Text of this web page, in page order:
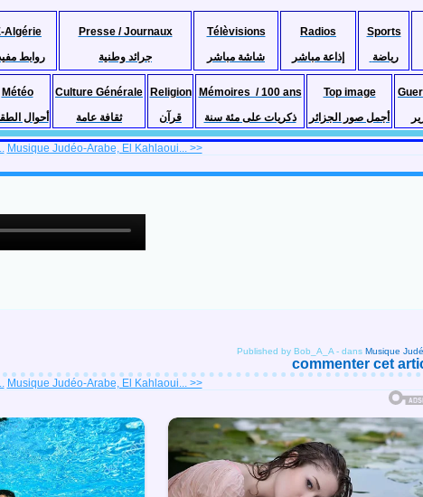
Algérie
روابط
Presse / Journaux
جرائد وطنية
Télèvisions
شاشة مباشر
Radios
إذاعة مباشر
Sports
رياضة
Météo
أحوال
Culture Générale
ثقافة عامة
Religion
قرآن
Mémoires / 100 ans
ذكريات على مئة سنة
Top image
أجمل صور الجزائر
Musique Judéo-Arabe, El Kahlaoui... >>
Published by Bob_A_A - dans Musique
commenter cet
Musique Judéo-Arabe, El Kahlaoui... >>